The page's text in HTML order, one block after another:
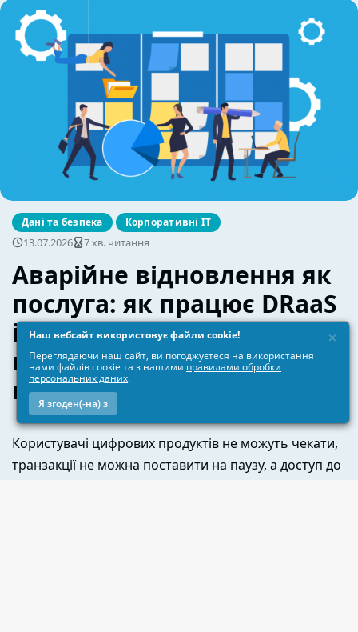
×
Наш вебсайт використовує файли cookie!
Переглядаючи наш сайт, ви погоджуєтеся на використання
нами файлів cookie та з нашими правилами обробки
персональних даних.
Я згоден(-на) з